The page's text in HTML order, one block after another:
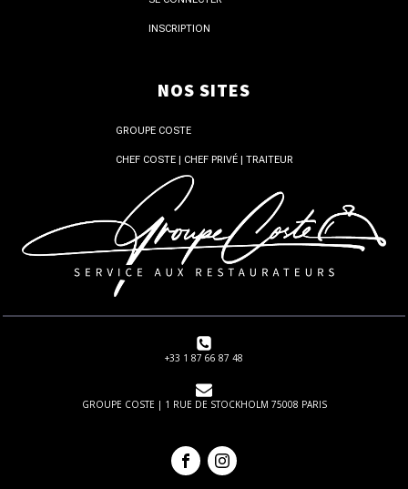
INSCRIPTION
NOS SITES
GROUPE COSTE
CHEF COSTE | CHEF PRIVÉ | TRAITEUR
+33 1 87 66 87 48
GROUPE COSTE | 1 RUE DE STOCKHOLM 75008 PARIS